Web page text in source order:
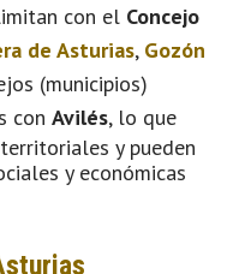
con el Concejo
de Asturias, Gozón
(municipios)
con Avilés, lo que
y pueden
y económicas